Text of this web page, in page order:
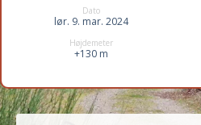
Dato
lør. 9. mar. 2024
Højdemeter
+130 m